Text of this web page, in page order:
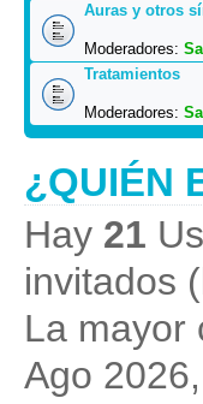
Auras y otros
Moderadores:
Tratamientos
Moderadores:
¿QUIÉN
Hay 21
invitados
La mayor
Ago